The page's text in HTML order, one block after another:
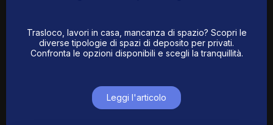
Trasloco, lavori in casa, mancanza di spazio? Scopri le
diverse tipologie di spazi di deposito per privati.
Confronta le opzioni disponibili e scegli la tranquillità.
Leggi l'articolo